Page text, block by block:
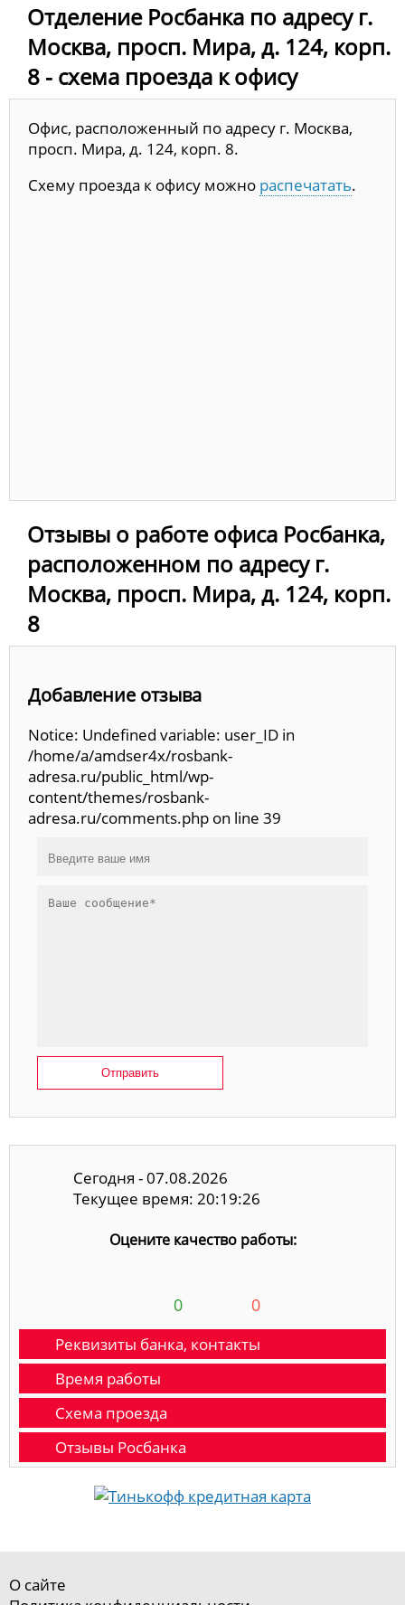
Отделение Росбанка по адресу г.
Москва, просп. Мира, д. 124, корп.
8 - схема проезда к офису
Офис, расположенный по адресу г. Москва,
просп. Мира, д. 124, корп. 8.
Схему проезда к офису можно распечатать.
Отзывы о работе офиса Росбанка,
расположенном по адресу г.
Москва, просп. Мира, д. 124, корп.
8
Добавление отзыва
Notice: Undefined variable: user_ID in
/home/a/amdser4x/rosbank-
adresa.ru/public_html/wp-
content/themes/rosbank-
adresa.ru/comments.php on line 39
Отправить
Сегодня - 07.08.2026
Текущее время: 20:19:26
Оцените качество работы:
0 0
Реквизиты банка, контакты
Время работы
Схема проезда
Отзывы Росбанка
О сайте